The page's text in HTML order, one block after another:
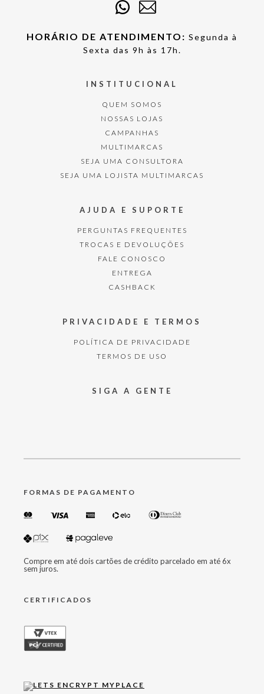
HORÁRIO DE ATENDIMENTO: Segunda à
Sexta das 9h às 17h.
INSTITUCIONAL
QUEM SOMOS
NOSSAS LOJAS
CAMPANHAS
MULTIMARCAS
SEJA UMA CONSULTORA
SEJA UMA LOJISTA MULTIMARCAS
AJUDA E SUPORTE
PERGUNTAS FREQUENTES
TROCAS E DEVOLUÇÕES
FALE CONOSCO
ENTREGA
CASHBACK
PRIVACIDADE E TERMOS
POLÍTICA DE PRIVACIDADE
TERMOS DE USO
SIGA A GENTE
FORMAS DE PAGAMENTO
Compre em até dois cartões de crédito parcelado em até 6x
sem juros.
CERTIFICADOS